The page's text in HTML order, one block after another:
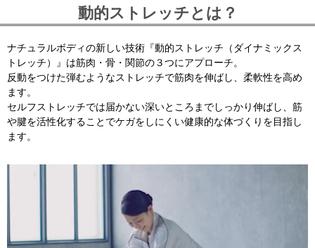
動的ストレッチとは？
ナチュラルボディの新しい技術『動的ストレッチ（ダイナミックス
トレッチ）』は筋肉・骨・関節の３つにアプローチ。
反動をつけた弾むようなストレッチで筋肉を伸ばし、柔軟性を高め
ます。
セルフストレッチでは届かない深いところまでしっかり伸ばし、筋
や腱を活性化することでケガをしにくい健康的な体づくりを目指し
ます。